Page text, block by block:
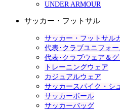
UNDER ARMOUR
サッカー・フットサル
サッカー・フットサル
代表･クラブユニフォー
代表･クラブウェア＆
トレーニングウェア
カジュアルウェア
サッカースパイク・シ
サッカーボール
サッカーバッグ